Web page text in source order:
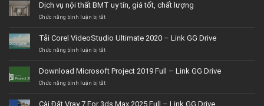
Dịch vụ nội thất BMT uy tín, giá tốt, chất lượng
Chức năng bình luận bị tắtở
nội
thất
tín,
giá
Tải Corel VideoStudio Ultimate 2020 – Link GG Drive
Chức năng bình luận bị tắtở
VideoStudio
Ultimate
Download Microsoft Project 2019 Full – Link GG Drive
Chức năng bình luận bị tắtở
Cài Đặt Vray 7 For 3ds Max 2025 Full – Link GG Drive